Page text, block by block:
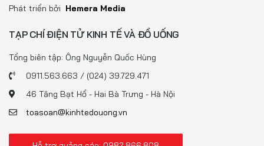
Phát triển bởi Hemera Media
TẠP CHÍ ĐIỆN TỬ KINH TẾ VÀ ĐỒ UỐNG
Tổng biên tập: Ông Nguyễn Quốc Hùng
0911.563.663 / (024) 39.729.471
46 Tăng Bạt Hổ - Hai Bà Trưng - Hà Nội
toasoan@kinhtedouong.vn